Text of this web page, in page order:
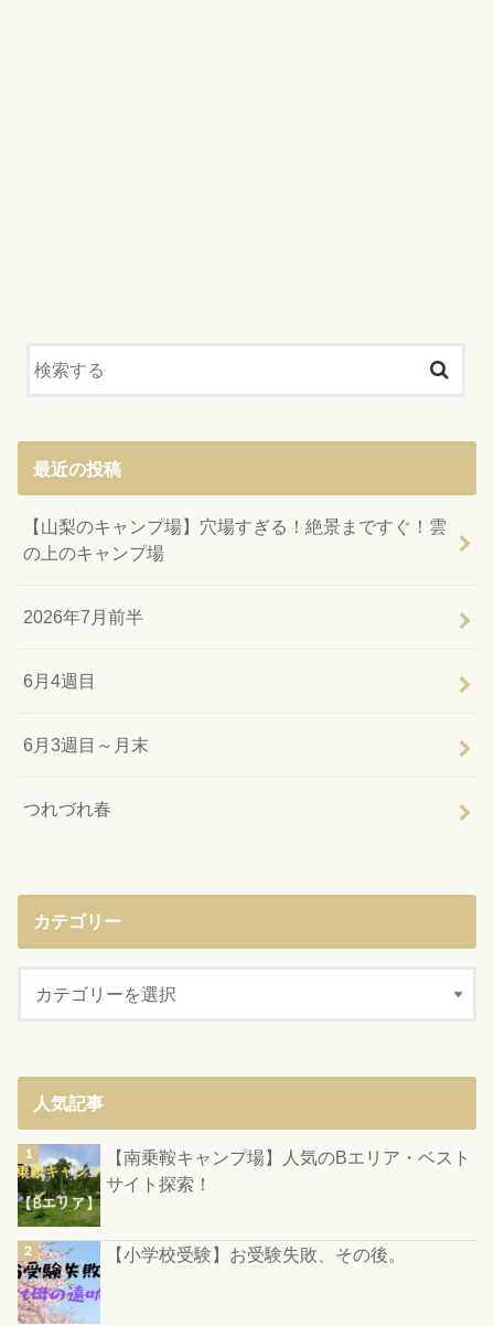
最近の投稿
【山梨のキャンプ場】穴場すぎる！絶景まですぐ！雲
の上のキャンプ場
2026年7月前半
6月4週目
6月3週目～月末
つれづれ春
カテゴリー
人気記事
【南乗鞍キャンプ場】人気のBエリア・ベスト
サイト探索！
【小学校受験】お受験失敗、その後。